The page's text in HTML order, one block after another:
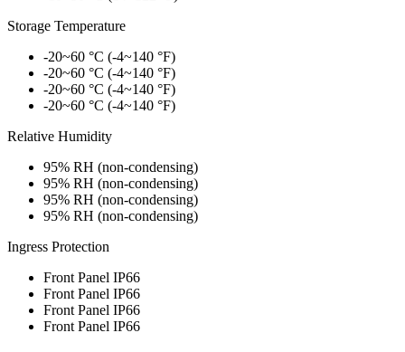
Storage Temperature
-20~60 °C (-4~140 °F)
-20~60 °C (-4~140 °F)
-20~60 °C (-4~140 °F)
-20~60 °C (-4~140 °F)
Relative Humidity
95% RH (non-condensing)
95% RH (non-condensing)
95% RH (non-condensing)
95% RH (non-condensing)
Ingress Protection
Front Panel IP66
Front Panel IP66
Front Panel IP66
Front Panel IP66